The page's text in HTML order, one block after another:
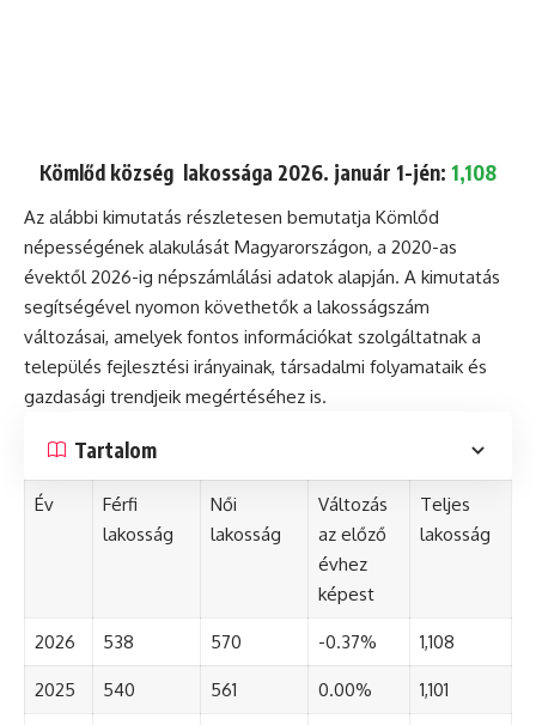
Kömlőd község lakossága 2026. január 1-jén: 1,108
Az alábbi kimutatás részletesen bemutatja Kömlőd
népességének alakulását Magyarországon, a 2020-as
évektől 2026-ig népszámlálási adatok alapján. A kimutatás
segítségével nyomon követhetők a lakosságszám
változásai, amelyek fontos információkat szolgáltatnak a
település fejlesztési irányainak, társadalmi folyamataik és
gazdasági trendjeik megértéséhez is.
Tartalom
Év
Férfi
lakosság
Női
lakosság
Változás
az előző
évhez
képest
Teljes
lakosság
2026 538 570 -0.37% 1,108
2025 540 561 0.00% 1,101